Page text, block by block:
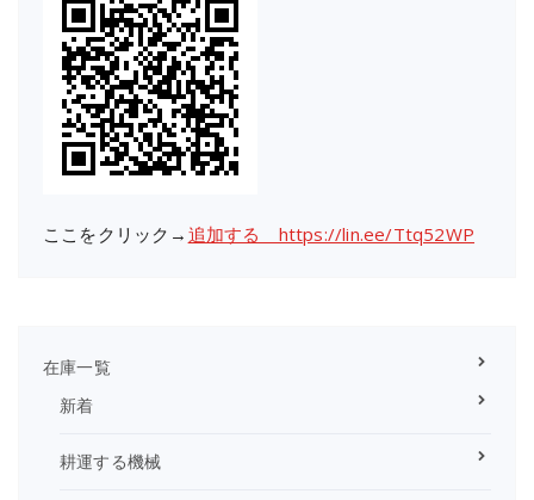
ここをクリック→ 追加する https://lin.ee/Ttq52WP
在庫一覧
新着
耕運する機械